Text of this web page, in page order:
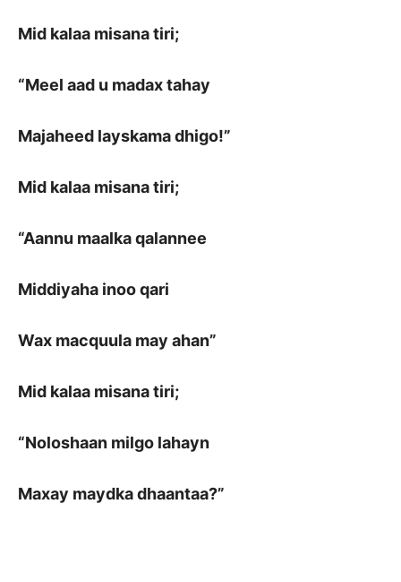
Mid kalaa misana tiri;
“Meel aad u madax tahay
Majaheed layskama dhigo!”
Mid kalaa misana tiri;
“Aannu maalka qalannee
Middiyaha inoo qari
Wax macquula may ahan”
Mid kalaa misana tiri;
“Noloshaan milgo lahayn
Maxay maydka dhaantaa?”